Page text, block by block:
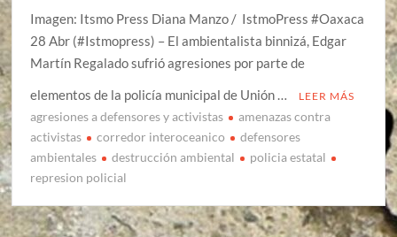
Imagen: Itsmo Press Diana Manzo / IstmoPress #Oaxaca
28 Abr (#Istmopress) – El ambientalista binnizá, Edgar
Martín Regalado sufrió agresiones por parte de
elementos de la policía municipal de Unión …
LEER MÁS
agresiones a defensores y activistas
amenazas contra
activistas
corredor interoceanico
defensores
ambientales
destrucción ambiental
policia estatal
represion policial